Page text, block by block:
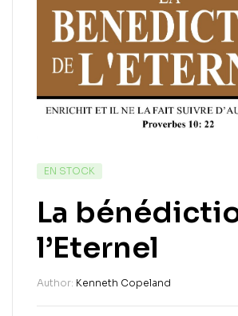
EN STOCK
La
l’Eternel
Author: Kenneth Copeland